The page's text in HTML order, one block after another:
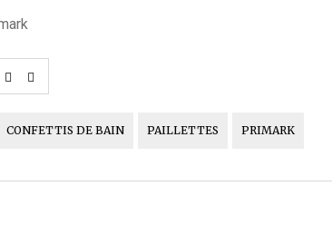
CONFETTIS DE BAIN PAILLETTES PRIMARK